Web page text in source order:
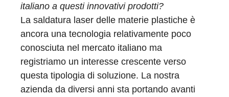
italiano a questi innovativi prodotti?
La saldatura laser delle materie plastiche è
ancora una tecnologia relativamente poco
conosciuta nel mercato italiano ma
registriamo un interesse crescente verso
questa tipologia di soluzione. La nostra
azienda da diversi anni sta portando avanti